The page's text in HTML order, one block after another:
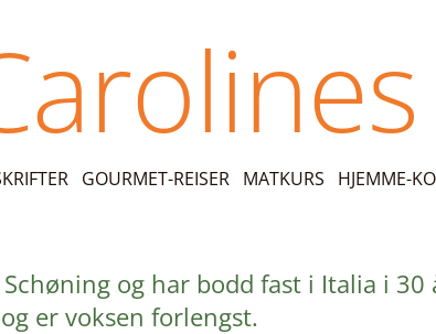
GOURMET-REISER MATKURS HJEMME-
Schøning og har bodd fast i Italia i
er voksen forlengst.